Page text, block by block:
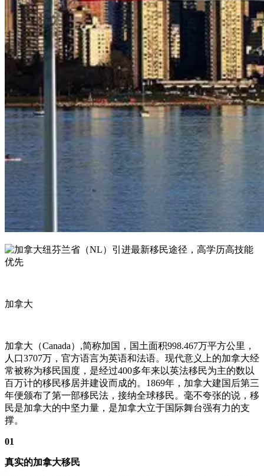
加拿大
加拿大（Canada）,简称加国，国土面积998.467万平方公里，
人口3707万，官方语言为英语和法语。现代意义上的加拿大经
常被称为移民国度，是经过400多年来以英法移民为主的数以
百万计的移民移居并建设而成的。1869年，加拿大建国后第三
年便颁布了第一部移民法，接纳全球移民。毫不夸张的说，移
民是加拿大的中坚力量，是加拿大立于国际舞台强有力的支
撑。
01
真实的加拿大移民